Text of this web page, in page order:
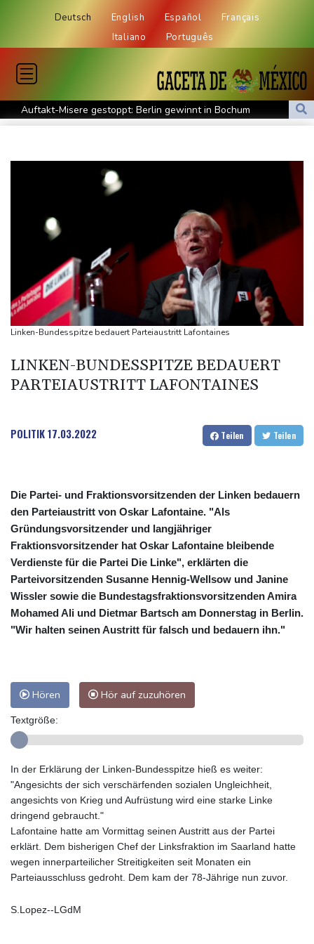
Deutsch English Español
Français
Italiano
Português
Auftakt-Misere gestoppt: Berlin gewinnt in Bochum
Trump macht erneut Druck auf Zentralbank-Vorständin Cook
Eurojackpot geknackt: Mehr als 32 Millionen Euro gehen nach
Nordrhein-Westfalen
Menschenrechtsgruppen: Mehr als 140 Tote bei Migrationskrise
in Ceuta
Mindestens zehn Tote bei Angriffen der pro-iranischen Huthis im
US-Senat stimmt für verschärfte Sanktionen gegen Russland
US-Gericht setzt Bau von Trumps Ballsaal aus - Präsident
kündigt Berufung an
unterbrochen
Selenskyj erstmals seit Beginn von Ukraine-Krieg nach Serbien
Linken-Bundesspitze bedauert Parteiaustritt Lafontaines
LINKEN-BUNDESSPITZE BEDAUERT
PARTEIAUSTRITT LAFONTAINES
POLITIK17.03.2022 Teilen Teilen
Die Partei- und Fraktionsvorsitzenden der Linken bedauern
den Parteiaustritt von Oskar Lafontaine. "Als
Gründungsvorsitzender und langjähriger
Fraktionsvorsitzender hat Oskar Lafontaine bleibende
Verdienste für die Partei Die Linke", erklärten die
Parteivorsitzenden Susanne Hennig-Wellsow und Janine
Wissler sowie die Bundestagsfraktionsvorsitzenden Amira
Mohamed Ali und Dietmar Bartsch am Donnerstag in Berlin.
"Wir halten seinen Austritt für falsch und bedauern ihn."
Hören Hör auf zuzuhören
Textgröße:
In der Erklärung der Linken-Bundesspitze hieß es weiter:
"Angesichts der sich verschärfenden sozialen Ungleichheit,
angesichts von Krieg und Aufrüstung wird eine starke Linke
dringend gebraucht."
Lafontaine hatte am Vormittag seinen Austritt aus der Partei
erklärt. Dem bisherigen Chef der Linksfraktion im Saarland hatte
wegen innerparteilicher Streitigkeiten seit Monaten ein
Parteiausschluss gedroht. Dem kam der 78-Jährige nun zuvor.
S.Lopez--LGdM